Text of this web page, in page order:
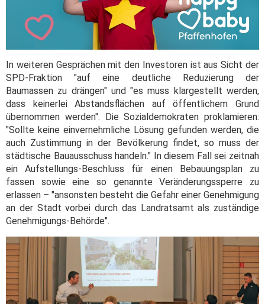
In weiteren Gesprächen mit den Investoren ist aus Sicht der
SPD-Fraktion "auf eine deutliche Reduzierung der
Baumassen zu drängen" und "es muss klargestellt werden,
dass keinerlei Abstandsflächen auf öffentlichem Grund
übernommen werden". Die Sozialdemokraten proklamieren:
"Sollte keine einvernehmliche Lösung gefunden werden, die
auch Zustimmung in der Bevölkerung findet, so muss der
städtische Bauausschuss handeln." In diesem Fall sei zeitnah
ein Aufstellungs-Beschluss für einen Bebauungsplan zu
fassen sowie eine so genannte Veränderungssperre zu
erlassen – "ansonsten besteht die Gefahr einer Genehmigung
an der Stadt vorbei durch das Landratsamt als zuständige
Genehmigungs-Behörde".